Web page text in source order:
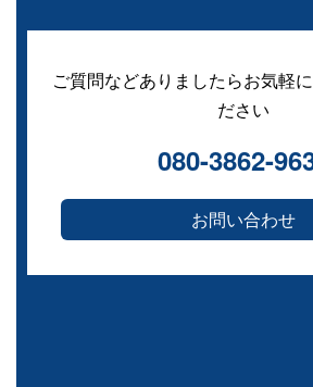
ご質問などありましたらお気軽
ださい
080-3862-
お問い合わせ